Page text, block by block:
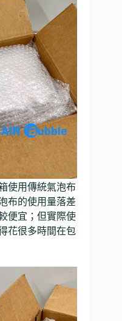
使用傳統氣泡布
布的使用量落差
便宜；但實際使
花很多時間在包